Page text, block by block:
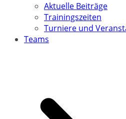
Aktuelle Beiträge
Trainingszeiten
Turniere und
Teams